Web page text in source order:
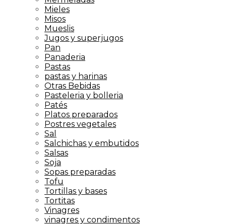
Mieles
Misos
Mueslis
Jugos y superjugos
Pan
Panaderia
Pastas
pastas y harinas
Otras Bebidas
Pasteleria y bolleria
Patés
Platos preparados
Postres vegetales
Sal
Salchichas y embutidos
Salsas
Soja
Sopas preparadas
Tofu
Tortillas y bases
Tortitas
Vinagres
vinagres y condimentos